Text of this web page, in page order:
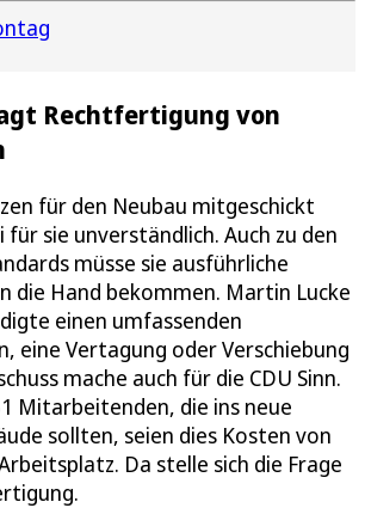
Rechtfertigung von
für den Neubau mitgeschickt
für sie unverständlich. Auch zu den
müsse sie ausführliche
die Hand bekommen. Martin Lucke
einen umfassenden
eine Vertagung oder Verschiebung
mache auch für die CDU Sinn.
Mitarbeitenden, die ins neue
sollten, seien dies Kosten von
Da stelle sich die Frage